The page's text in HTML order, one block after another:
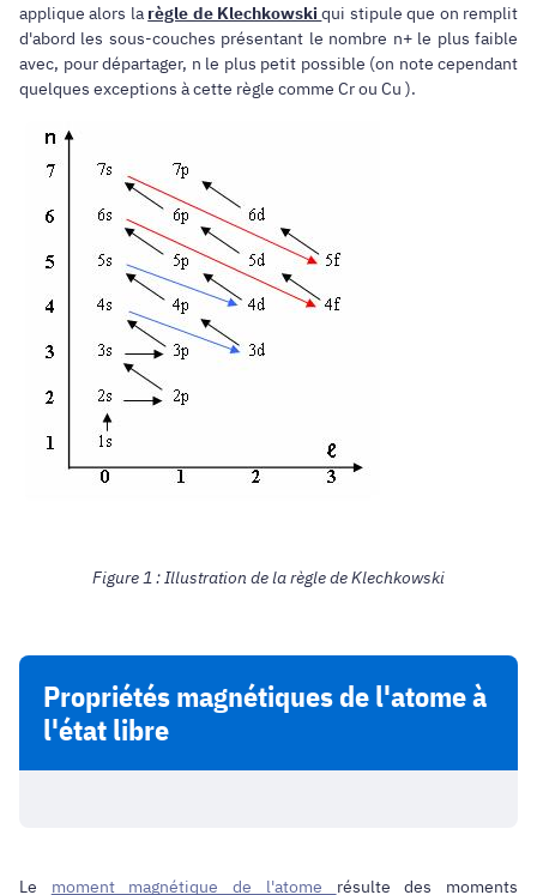
applique alors la règle de Klechkowski qui stipule que on remplit
d'abord les sous-couches présentant le nombre n+ le plus faible
avec, pour départager, n le plus petit possible (on note cependant
quelques exceptions à cette règle comme Cr ou Cu ).
Figure 1 : Illustration de la règle de Klechkowski
Propriétés magnétiques de l'atome à
l'état libre
Le moment magnétique de l'atome résulte des moments